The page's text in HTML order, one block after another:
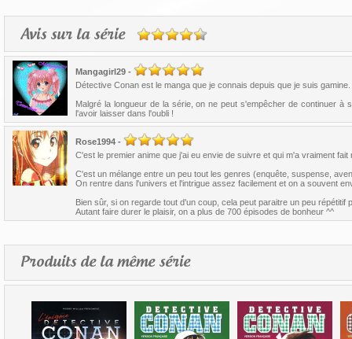
Avis sur la série
Mangagirl29 -
Détective Conan est le manga que je connais depuis que je suis
Malgré la longueur de la série, on ne peut s'empêcher de continuer
l'avoir laisser dans l'oubli !
Rose1994 -
C'est le premier anime que j'ai eu envie de suivre et qui m'a vraiment
C'est un mélange entre un peu tout les genres (enquête, suspense,
On rentre dans l'univers et l'intrigue assez facilement et on a souvent
Bien sûr, si on regarde tout d'un coup, cela peut paraitre un peu répétitif
Autant faire durer le plaisir, on a plus de 700 épisodes de bonheur ^^
Produits de la même série